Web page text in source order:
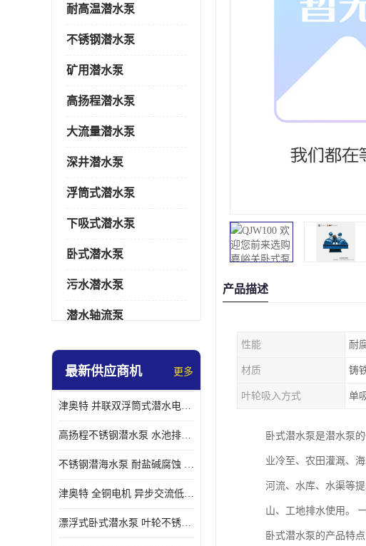
耐高温潜水泵
不锈钢潜水泵
矿用潜水泵
高扬程潜水泵
大流量潜水泵
深井潜水泵
浮筒式潜水泵
下吸式潜水泵
卧式潜水泵
污水潜水泵
潜水轴流泵
螺旋离心泵
控制柜
最新供应商机 更多
津奥特 并联双浮筒式潜水电泵 矿山抢险泵 大流量卧式安装 可提供定制
高扬程不锈钢潜水泵 水池排水 变频 井用潜水电泵供应 能耗低 工厂批发
不锈钢潜海水泵 耐盐碱腐蚀 大流量 立式卧式下吸式安装 厂家定制
津奥特 全铜电机 异步交流低压潜水电机 运行稳定售后质保 致电咨询
漂浮式卧式潜水泵 叶轮不锈钢材质 大流量 变频抽水泵 厂家质保售后
产品描述
性能 耐
材质 铸
叶轮吸入方式 单
卧式潜水泵是潜水泵
业冷至、农田灌溉、
河流、水库、水渠等
山、工地排水使用。
卧式潜水泵的产品特点